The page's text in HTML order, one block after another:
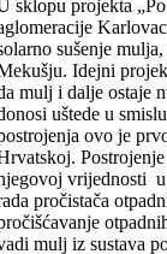
sklopu projekta
sušenje
Idejni
mulj i dalje ostaje
uštede u
ovo je
vrijednosti
pročistača
mulj iz sustava